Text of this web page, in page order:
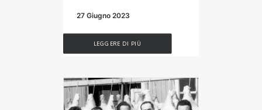
27 Giugno 2023
LEGGERE DI PIÙ